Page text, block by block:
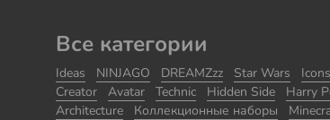
Все категории
Ideas NINJAGO DREAMZzz Star Wars Icons
Creator
Avatar Technic Hidden Side Harry
Architecture
Коллекционные наборы